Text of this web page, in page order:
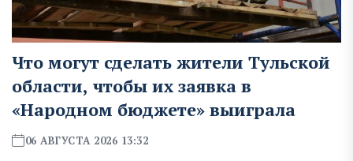
Что могут сделать жители Тульской
области, чтобы их заявка в
«Народном бюджете» выиграла
06 АВГУСТА 2026 13:32